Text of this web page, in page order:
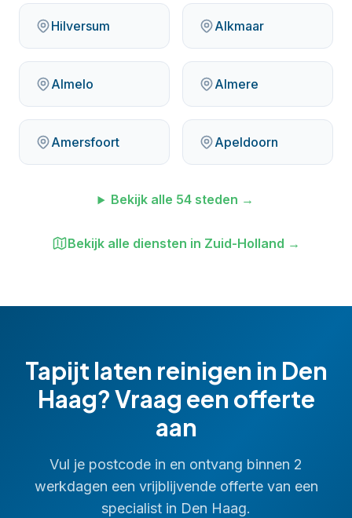
Hilversum Alkmaar
Almelo Almere
Amersfoort Apeldoorn
Bekijk alle 54 steden →
Bekijk alle diensten in Zuid-Holland →
Tapijt laten reinigen in Den
Haag? Vraag een offerte
aan
Vul je postcode in en ontvang binnen 2
werkdagen een vrijblijvende offerte van een
specialist in Den Haag.